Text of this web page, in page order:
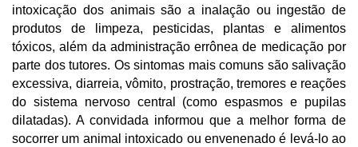
intoxicação dos animais são a inalação ou ingestão de
produtos de limpeza, pesticidas, plantas e alimentos
tóxicos, além da administração errônea de medicação por
parte dos tutores. Os sintomas mais comuns são salivação
excessiva, diarreia, vômito, prostração, tremores e reações
do sistema nervoso central (como espasmos e pupilas
dilatadas). A convidada informou que a melhor forma de
socorrer um animal intoxicado ou envenenado é levá-lo ao